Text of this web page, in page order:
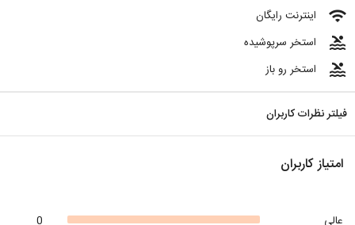
wifi اینترنت رایگان
pool استخر سرپوشیده
pool استخر رو باز
فیلتر نظرات کاربران
امتیاز کاربران
0
عالی